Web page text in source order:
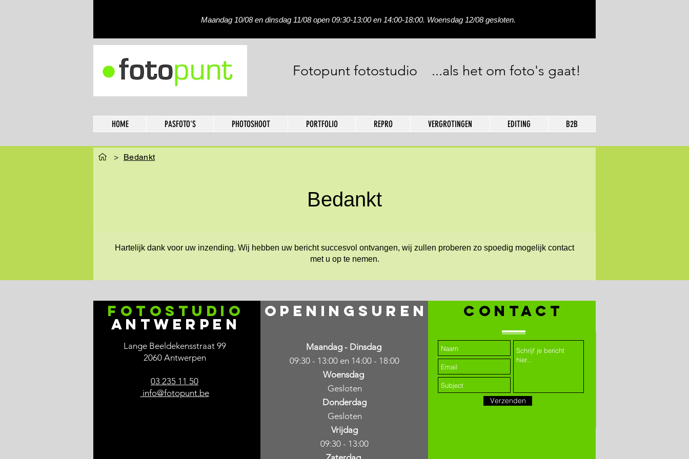
Maandag 10/08 en dinsdag 11/08 open 09:30-13:00 en 14:00-18:00. Woensdag 12/08 gesloten.
Fotopunt fotostudio ...als het om foto's gaat!
HOME PASFOTO'S PHOTOSHOOT PORTFOLIO REPRO VERGROTINGEN EDITING B2B
> Bedankt
Bedankt
Hartelijk dank voor uw inzending. Wij hebben uw bericht succesvol ontvangen, wij zullen proberen zo spoedig mogelijk contact
met u op te nemen.
Fotostudio
antwerpen
Lange Beeldekensstraat 99
2060 Antwerpen
03 235 11 50
info@fotopunt.be
openingsuren
Maandag - Dinsdag
09:30 - 13:00 en 14:00 - 18:00
Woensdag
Gesloten
Donderdag
Gesloten
Vrijdag
09:30 - 13:00
contact
Verzenden